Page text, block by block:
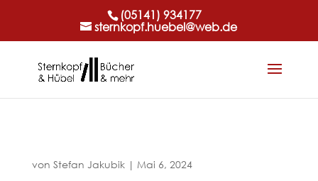
(05141) 934177
sternkopf.huebel@web.de
von Stefan Jakubik| Mai 6, 2024